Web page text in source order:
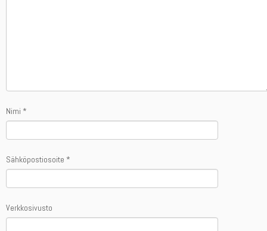
Nimi *
Sähköpostiosoite *
Verkkosivusto